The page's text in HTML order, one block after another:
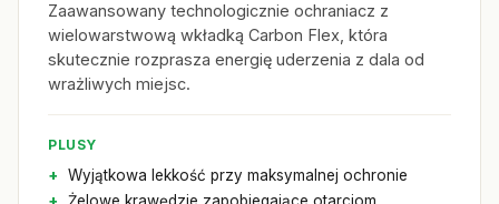
Zaawansowany technologicznie ochraniacz z
wielowarstwową wkładką Carbon Flex, która
skutecznie rozprasza energię uderzenia z dala od
wrażliwych miejsc.
PLUSY
Wyjątkowa lekkość przy maksymalnej ochronie